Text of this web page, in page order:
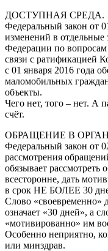
ДОСТУПНАЯ СРЕДА.
Федеральный закон от
изменений в отдельные
Федерации по
связи с ратификацией
с 01 января 2016 года
маломобильных
объекты.
Чего нет, того – нет. А
счёт.
ОБРАЩЕНИЕ В
Федеральный закон от
рассмотрения
обязывает
всесторонне, дать
в срок НЕ БОЛЕЕ 30
Слово «своевременно»
означает «30 дней», а
«мотивированно» им
Особенно неприятно,
или минздрав.